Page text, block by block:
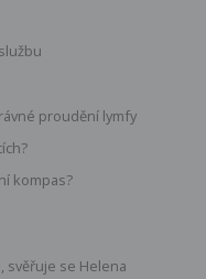
proudění lymfy
kompas?
svěřuje se Helena